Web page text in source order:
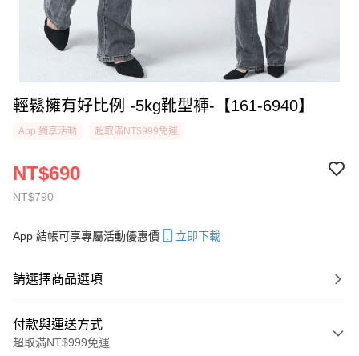
輕鬆擁有好比例 -5kg靴型褲-【161-6940】
App 獨享活動 超取滿NT$999免運
NT$790
NT$690
App 結帳可享專屬活動優惠價 立即下載
請選擇商品選項
付款與運送方式
超取滿NT$999免運